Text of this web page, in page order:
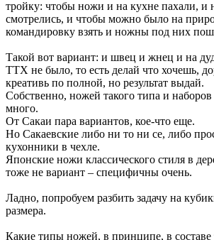
тройку: чтобы ножи и на кухне пахали, и
смотрелись, и чтобы можно было на
командировку взять и ножны под них
Такой вот вариант: и швец и жнец и на
ТТХ не было, то есть делай что хочешь,
креативь по полной, но результат выдай.
Собственно, ножей такого типа и
много.
От Сакаи пара вариантов, кое-что еще.
Но Сакаевские либо ни то ни се, либо
кухонники в чехле.
Японские ножи классического стиля в
тоже не вариант – специфичны очень.
Ладно, попробуем разбить задачу на
размера.
Какие типы ножей, в принципе, в составе